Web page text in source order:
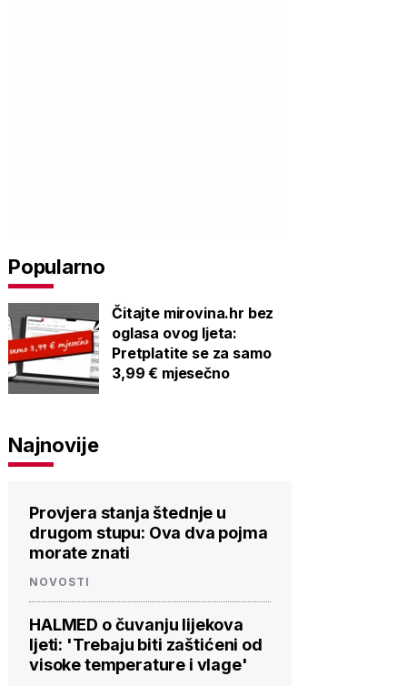
Popularno
Čitajte mirovina.hr bez
oglasa ovog ljeta:
Pretplatite se za samo
3,99 € mjesečno
Najnovije
Provjera stanja štednje u
drugom stupu: Ova dva pojma
morate znati
NOVOSTI
HALMED o čuvanju lijekova
ljeti: 'Trebaju biti zaštićeni od
visoke temperature i vlage'